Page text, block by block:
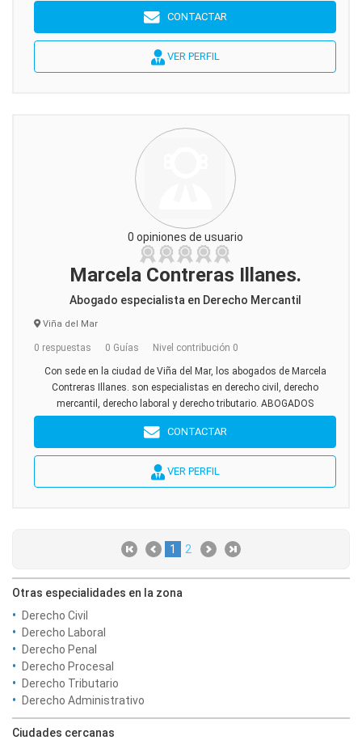
CONTACTAR
VER PERFIL
0 opiniones de usuario
Marcela Contreras Illanes.
Abogado especialista en Derecho Mercantil
Viña del Mar
0 respuestas 0 Guías Nivel contribución 0
Con sede en la ciudad de Viña del Mar, los abogados de Marcela
Contreras Illanes. son especialistas en derecho civil, derecho
mercantil, derecho laboral y derecho tributario. ABOGADOS
CONTACTAR
VER PERFIL
1 2
Otras especialidades en la zona
Derecho Civil
Derecho Laboral
Derecho Penal
Derecho Procesal
Derecho Tributario
Derecho Administrativo
Ciudades cercanas